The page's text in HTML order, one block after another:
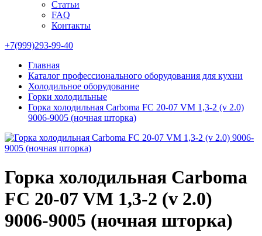
Статьи
FAQ
Контакты
+7(999)293-99-40
Главная
Каталог профессионального оборудования для кухни
Холодильное оборудование
Горки холодильные
Горка холодильная Carboma FC 20-07 VM 1,3-2 (v 2.0)
9006-9005 (ночная шторка)
Горка холодильная Carboma
FC 20-07 VM 1,3-2 (v 2.0)
9006-9005 (ночная шторка)